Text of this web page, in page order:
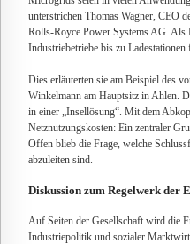
unterstrichen Thomas Wagner, CEO
Rolls-Royce Power Systems AG. Als
Industriebetriebe bis zu
Dies erläuterten sie am Beispiel des
Winkelmann am Hauptsitz in Ahlen.
in einer „Insellösung“. Mit dem
Netznutzungskosten: Ein zentraler
Offen blieb die Frage, welche
abzuleiten sind.
Diskussion zum Regelwerk der
Auf Seiten der Gesellschaft wird die
Industriepolitik und sozialer